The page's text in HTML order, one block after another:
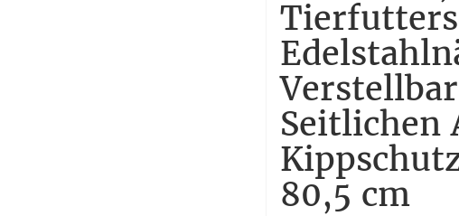
Seitlichen
80,5 cm